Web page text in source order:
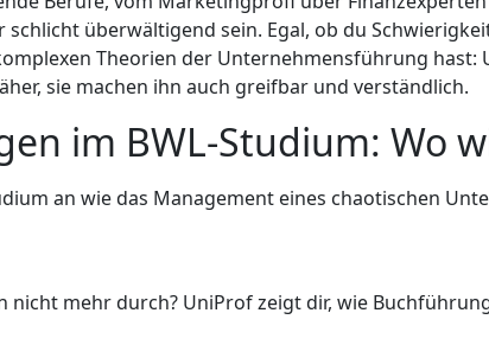
überwältigend sein. Egal, ob du
Theorien der Unternehmensführung hast:
sie machen ihn auch greifbar und verständlich.
im BWL-Studium: Wo
an wie das Management eines chaotischen
nicht mehr durch? UniProf zeigt dir, wie